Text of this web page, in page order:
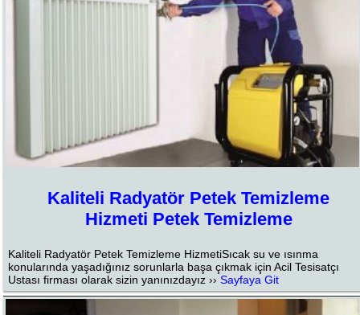
Kaliteli Radyatör Petek Temizleme
Hizmeti Petek Temizleme
Kaliteli Radyatör Petek Temizleme HizmetiSıcak su ve ısınma
konularında yaşadığınız sorunlarla başa çıkmak için Acil Tesisatçı
Ustası firması olarak sizin yanınızdayız ››Sayfaya Git